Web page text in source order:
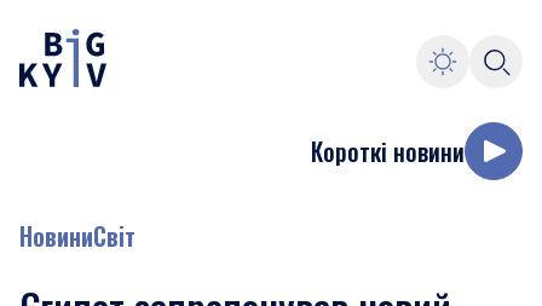
Короткі новини
НовиниСвіт